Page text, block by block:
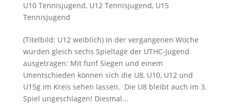
U10 Tennisjugend, U12 Tennisjugend, U15
Tennisjugend
(Titelbild: U12 weiblich) In der vergangenen Woche
wurden gleich sechs Spieltage der UTHC-Jugend
ausgetragen: Mit fünf Siegen und einem
Unentschieden können sich die U8, U10, U12 und
U15g im Kreis sehen lassen. Die U8 bleibt auch im 3.
Spiel ungeschlagen! Diesmal...